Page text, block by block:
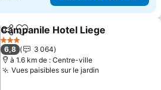
PartagerAjouter à mes favoris
Campanile Hotel Liege
3 Étoiles
6,8
3 064
à 1.6 km de : Centre-ville
Vues paisibles sur le jardin